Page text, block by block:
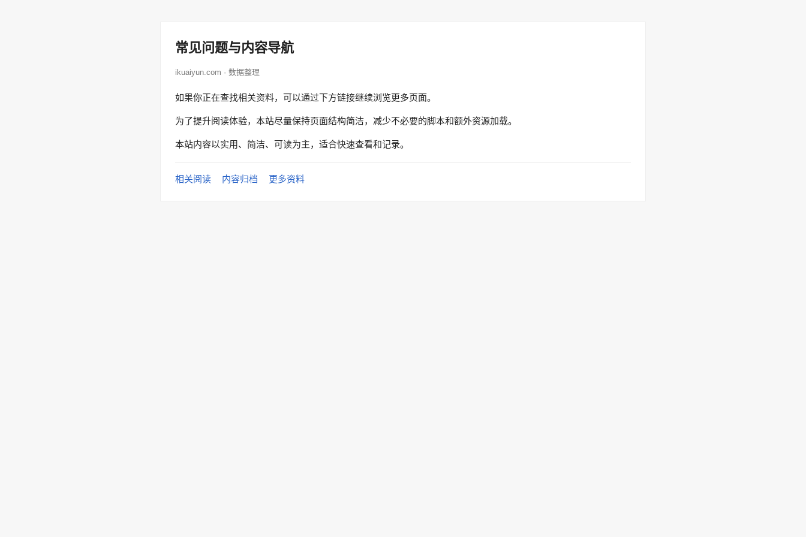
常见问题与内容导航
ikuaiyun.com · 数据整理
如果你正在查找相关资料，可以通过下方链接继续浏览更多页面。
为了提升阅读体验，本站尽量保持页面结构简洁，减少不必要的脚本和额外资源加载。
本站内容以实用、简洁、可读为主，适合快速查看和记录。
相关阅读 内容归档 更多资料